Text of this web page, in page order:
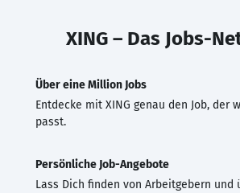
XING – Das Jobs-
Über eine Million Jobs
Entdecke mit XING genau den Job, der
passt.
Persönliche Job-Angebote
Lass Dich finden von Arbeitgebern und